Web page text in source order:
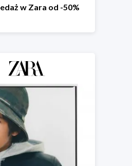
w Zara od -50%